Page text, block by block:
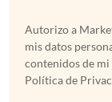
Autorizo a
mis datos
contenidos de mi
Política de